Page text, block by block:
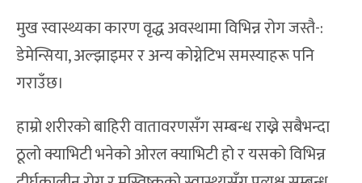
मुख स्वास्थ्यका कारण वृद्ध अवस्थामा विभिन्न रोग जस्तै-:
डेमेन्सिया, अल्झाइमर र अन्य कोग्नेटिभ समस्याहरू पनि
गराउँछ।
हाम्रो शरीरको बाहिरी वातावरणसँग सम्बन्ध राख्ने सबैभन्दा
ठूलो क्याभिटी भनेको ओरल क्याभिटी हो र यसको विभिन्न